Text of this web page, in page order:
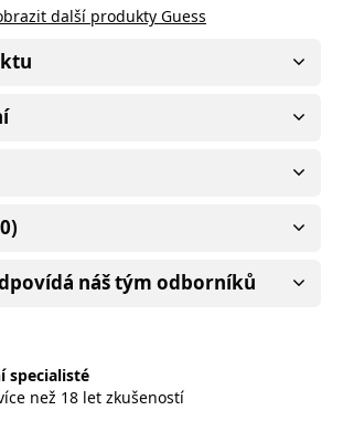
další produkty Guess
náš tým odborníků
specialisté
než 18 let zkušeností